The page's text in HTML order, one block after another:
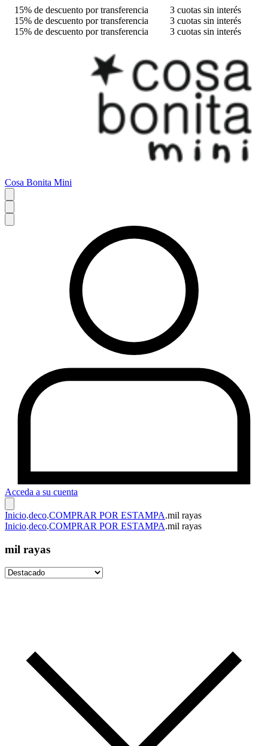
15% de descuento por transferencia
3 cuotas sin interés
15% de descuento por transferencia
3 cuotas sin interés
15% de descuento por transferencia
3 cuotas sin interés
Cosa Bonita Mini
Acceda a su cuenta
Inicio.deco.COMPRAR POR ESTAMPA.mil rayas
Inicio.deco.COMPRAR POR ESTAMPA.mil rayas
mil rayas